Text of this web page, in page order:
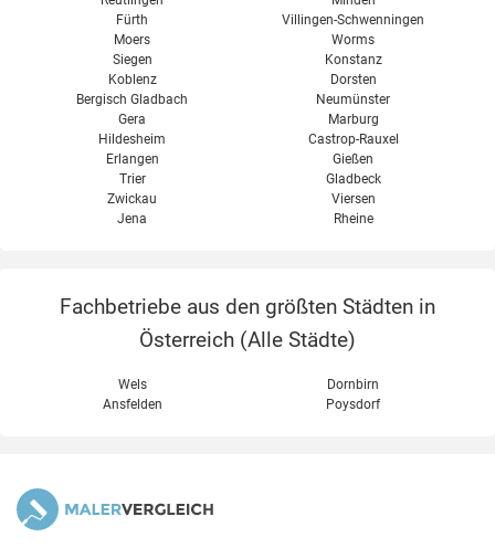
Fürth
Moers
Siegen
Koblenz
Bergisch Gladbach
Gera
Hildesheim
Erlangen
Trier
Zwickau
Jena
Villingen-Schwenningen
Worms
Konstanz
Dorsten
Neumünster
Marburg
Castrop-Rauxel
Gießen
Gladbeck
Viersen
Rheine
Fachbetriebe aus den größten Städten in
Österreich (Alle Städte)
Wels
Dornbirn
Ansfelden
Poysdorf